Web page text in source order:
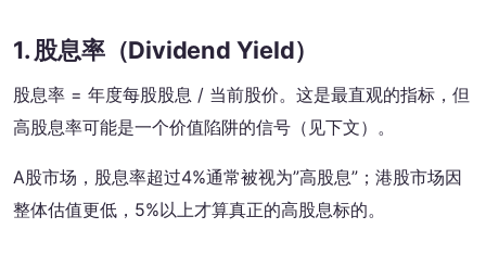
1. 股息率（Dividend Yield）
股息率 = 年度每股股息 / 当前股价。这是最直观的指标，但
高股息率可能是一个价值陷阱的信号（见下文）。
A股市场，股息率超过4%通常被视为”高股息”；港股市场因
整体估值更低，5%以上才算真正的高股息标的。